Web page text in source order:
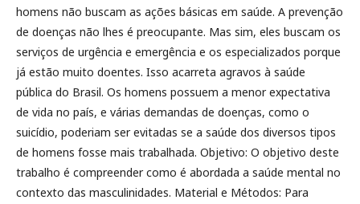
homens não buscam as ações básicas em saúde. A prevenção
de doenças não lhes é preocupante. Mas sim, eles buscam os
serviços de urgência e emergência e os especializados porque
já estão muito doentes. Isso acarreta agravos à saúde
pública do Brasil. Os homens possuem a menor expectativa
de vida no país, e várias demandas de doenças, como o
suicídio, poderiam ser evitadas se a saúde dos diversos tipos
de homens fosse mais trabalhada. Objetivo: O objetivo deste
trabalho é compreender como é abordada a saúde mental no
contexto das masculinidades. Material e Métodos: Para